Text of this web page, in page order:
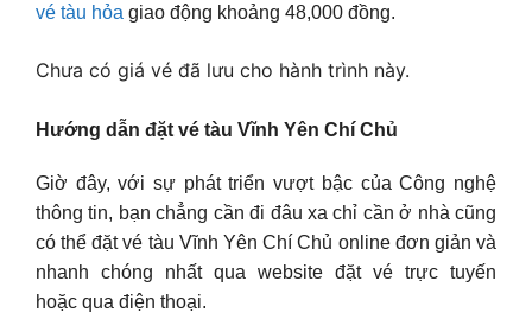
vé tàu hỏa giao động khoảng 48,000 đồng.
Chưa có giá vé đã lưu cho hành trình này.
Hướng dẫn đặt vé tàu Vĩnh Yên Chí Chủ
Giờ đây, với sự phát triển vượt bậc của Công nghệ
thông tin, bạn chẳng cần đi đâu xa chỉ cần ở nhà cũng
có thể đặt vé tàu Vĩnh Yên Chí Chủ online đơn giản và
nhanh chóng nhất qua website đặt vé trực tuyến
hoặc qua điện thoại.